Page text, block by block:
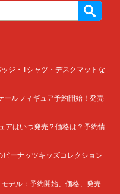
ジ・Tシャツ・デスクマットな
ールフィギュア予約開始！発売
アはいつ発売？価格は？予約情
ーナッツキッズコレクション
デル：予約開始、価格、発売